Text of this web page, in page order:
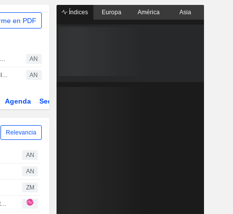
en PDF
Leonardo lidera el MIB, que brilla entre las plazas europeas AN
Impulso de las bolsas europeas en la apertura; el sector de defensa brilla en el MIB AN
Agenda Sector
Relevancia
AN
AN
ZM
Amplifon: La rentabilidad supera las previsiones y la mejora de los fundamentales apunta a una revisión al alza de los objetivos
Índices Europa América Asia